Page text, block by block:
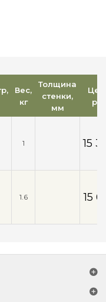
Вес,
кг
Толщина
стенки,
мм
1 15
1.6 15